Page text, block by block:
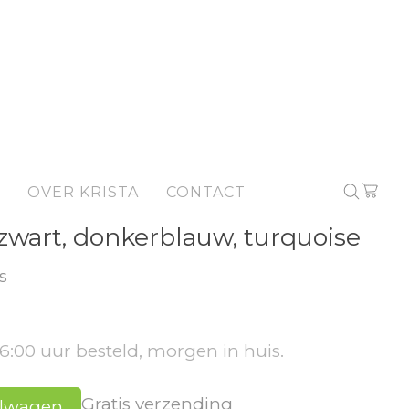
OVER KRISTA CONTACT
donkerblauw, turquoise
uur besteld, morgen in huis.
Gratis verzending